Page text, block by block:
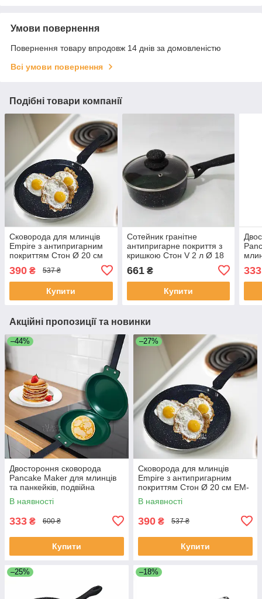
Умови повернення
Повернення товару впродовж 14 днів за домовленістю
Всі умови повернення
Подібні товари компанії
Сковорода для млинців
Empire з антипригарним
покриттям Cтон Ø 20 см
390 ₴ 537 ₴
Купити
Сотейник гранітне
антипригарне покриття з
кришкою Стон V 2 л Ø 18
661₴
Купити
2-
333
Акційні пропозиції та новинки
–44%
Двостороння сковорода
Pancake Maker для млинців
та панкейків, подвійна
сковорода PCM-2-
Green/Black
В наявності
333 ₴ 600 ₴
Купити
–27%
Сковорода для млинців
Empire з антипригарним
покриттям Cтон Ø 20 см EM-
7564
В наявності
390 ₴ 537 ₴
Купити
–25% –18%